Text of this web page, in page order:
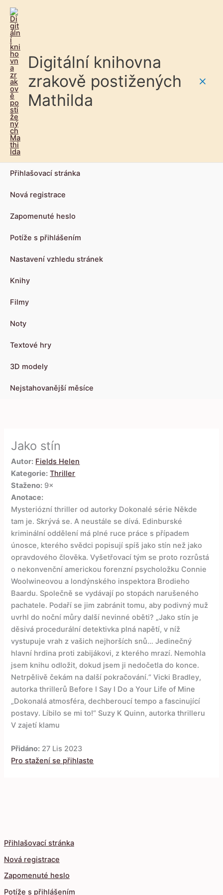
Digitální knihovna
zrakově postižených
Mathilda
Přihlašovací stránka
Nová registrace
Zapomenuté heslo
Potíže s přihlášením
Nastavení vzhledu stránek
Knihy
Filmy
Noty
Textové hry
3D modely
Nejstahovanější měsíce
Přihlašovací stránka
Nová registrace
Zapomenuté heslo
Potíže s přihlášením
Jako stín
Autor: Fields Helen
Kategorie: Thriller
Staženo: 9×
Anotace:
Mysteriózní thriller od autorky Dokonalé série Někde
tam je. Skrývá se. A neustále se dívá. Edinburské
kriminální oddělení má plné ruce práce s případem
únosce, kterého svědci popisují spíš jako stín než jako
opravdového člověka. Vyšetřovací tým se proto rozrůstá
o nekonvenční americkou forenzní psycholožku Connie
Woolwineovou a londýnského inspektora Brodieho
Baardu. Společně se vydávají po stopách narušeného
pachatele. Podaří se jim zabránit tomu, aby podivný muž
uvrhl do noční můry další nevinné oběti? „Jako stín je
děsivá procedurální detektivka plná napětí, v níž
vystupuje vrah z vašich nejhorších snů… Jedinečný
hlavní hrdina proti zabijákovi, z kterého mrazí. Nemohla
jsem knihu odložit, dokud jsem ji nedočetla do konce.
Netrpělivě čekám na další pokračování.“ Vicki Bradley,
autorka thrillerů Before I Say I Do a Your Life of Mine
„Dokonalá atmosféra, dechberoucí tempo a fascinující
postavy. Líbilo se mi to!“ Suzy K Quinn, autorka thrilleru
V zajetí klamu
Přidáno: 27 Lis 2023
Pro stažení se přihlaste